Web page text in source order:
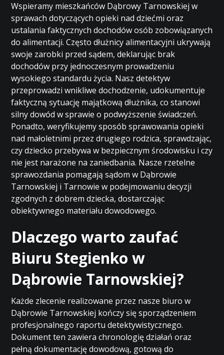
Wspieramy mieszkańców Dąbrowy Tarnowskiej w
sprawach dotyczących opieki nad dziećmi oraz
ustalania faktycznych dochodów osób zobowiązanych
do alimentacji. Często dłużnicy alimentacyjni ukrywają
swoje zarobki przed sądem, deklarując brak
dochodów przy jednoczesnym prowadzeniu
wysokiego standardu życia. Nasz detektyw
przeprowadzi wnikliwe dochodzenie, udokumentuje
faktyczną sytuację majątkową dłużnika, co stanowi
silny dowód w sprawie o podwyższenie świadczeń.
Ponadto, weryfikujemy sposób sprawowania opieki
nad małoletnimi przez drugiego rodzica, sprawdzając,
czy dziecko przebywa w bezpiecznym środowisku i czy
nie jest narażone na zaniedbania. Nasze rzetelne
sprawozdania pomagają sądom w Dąbrowie
Tarnowskiej i Tarnowie w podejmowaniu decyzji
zgodnych z dobrem dziecka, dostarczając
obiektywnego materiału dowodowego.
Dlaczego warto zaufać
Biuru Stegienko w
Dąbrowie Tarnowskiej?
Każde zlecenie realizowane przez nasze biuro w
Dąbrowie Tarnowskiej kończy się sporządzeniem
profesjonalnego raportu detektywistycznego.
Dokument ten zawiera chronologię działań oraz
pełną dokumentację dowodową, gotową do